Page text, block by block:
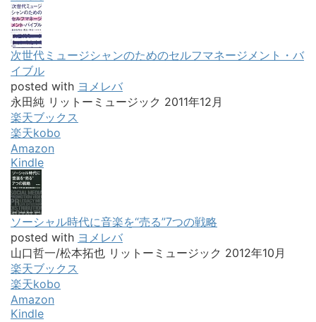
次世代ミュージシャンのためのセルフマネージメント・バ
イブル
posted with ヨメレバ
永田純 リットーミュージック 2011年12月
楽天ブックス
楽天kobo
Amazon
Kindle
ソーシャル時代に音楽を“売る”7つの戦略
posted with ヨメレバ
山口哲一/松本拓也 リットーミュージック 2012年10月
楽天ブックス
楽天kobo
Amazon
Kindle